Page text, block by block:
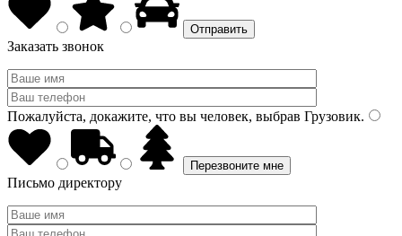
Заказать звонок
Пожалуйста, докажите, что вы человек, выбрав Грузовик.
Письмо директору